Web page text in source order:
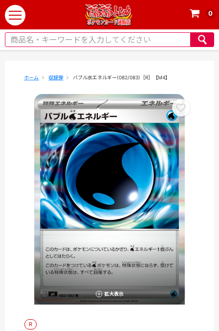
t
o
g
0
ホーム 収録弾 バブル水エネルギー(082/083)［R］【M4】
拡大表示
R